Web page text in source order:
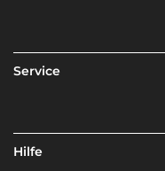
Service
Hilfe